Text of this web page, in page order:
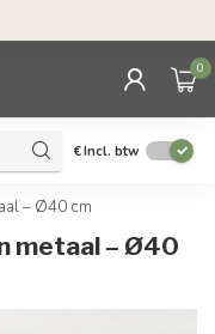
0
€Incl. btw
– Ø40 cm
metaal – Ø40